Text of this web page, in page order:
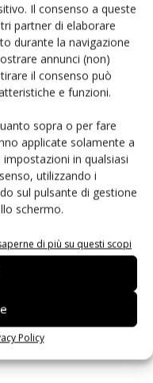
Il consenso a queste
partner di elaborare
durante la navigazione
annunci (non)
il consenso può
e funzioni.
sopra o per fare
applicate solamente a
in qualsiasi
utilizzando i
sul pulsante di gestione
schermo.
di più su questi scopi
Policy
per
quantistica arriva
la scelta che